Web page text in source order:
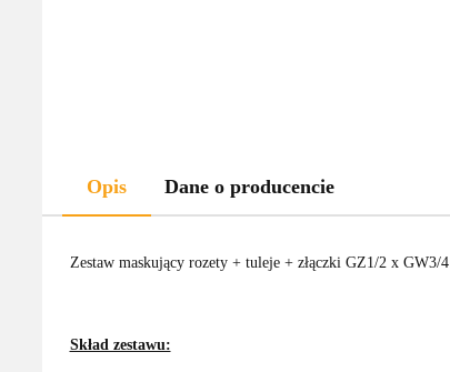
Opis Dane o producencie
Zestaw maskujący rozety + tuleje + złączki GZ1/2 x GW3/4
Skład zestawu: